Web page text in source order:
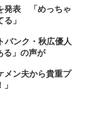
発表 「めっちゃ
」
バンク・秋広優人
る」の声が
メン夫から貴重プ